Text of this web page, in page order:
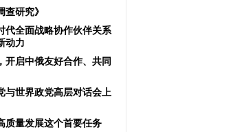
研究》
代全面战略协作伙伴关系
动力
开启中俄友好合作、共同
与世界政党高层对话会上
质量发展这个首要任务